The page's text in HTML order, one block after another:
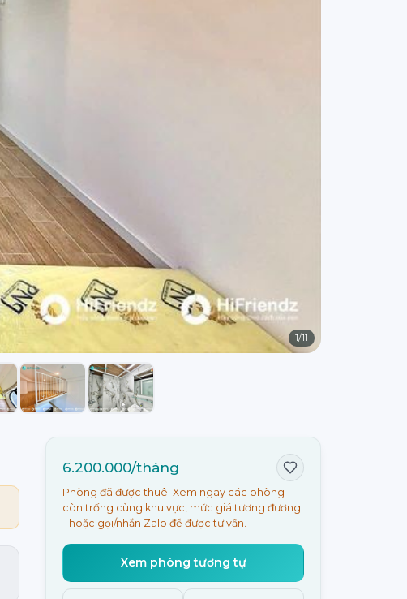
1/11
6.200.000/tháng
Phòng đã được thuê. Xem ngay các phòng
còn trống cùng khu vực, mức giá tương đương
- hoặc gọi/nhắn Zalo để được tư vấn.
Xem phòng tương tự